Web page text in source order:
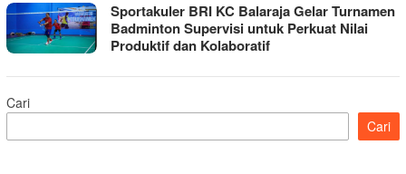
Sportakuler BRI KC Balaraja Gelar Turnamen
Badminton Supervisi untuk Perkuat Nilai
Produktif dan Kolaboratif
Cari
Cari